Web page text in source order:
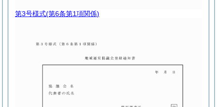
第3号様式(第6条第1項関係)